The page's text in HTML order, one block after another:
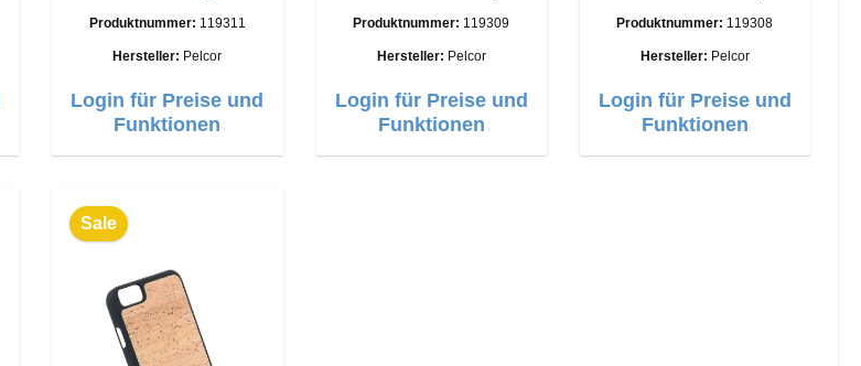
Produktnummer: 119311
Hersteller: Pelcor
Login für Preise und
Funktionen
Produktnummer: 119309
Hersteller: Pelcor
Login für Preise und
Funktionen
Produktnummer: 119308
Hersteller: Pelcor
Login für Preise und
Funktionen
Sale